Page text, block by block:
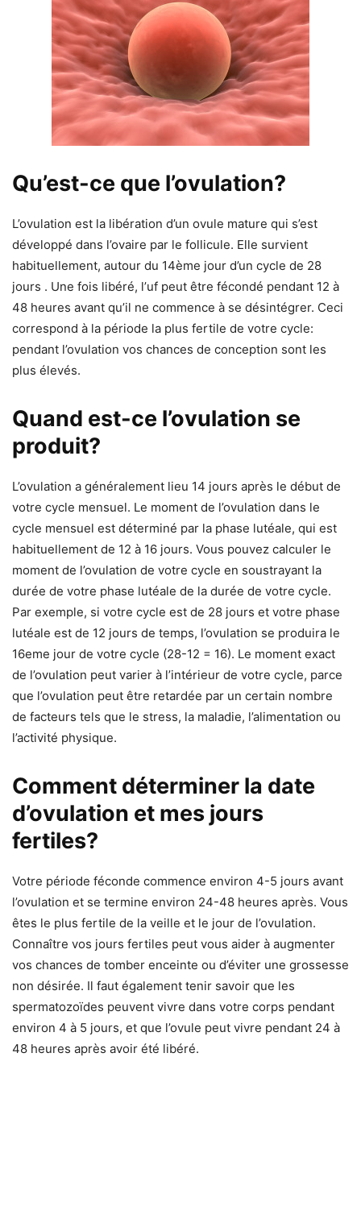
Qu’est-ce que l’ovulation?
L’ovulation est la libération d’un ovule mature qui s’est
développé dans l’ovaire par le follicule. Elle survient
habituellement, autour du 14ème jour d’un cycle de 28
jours . Une fois libéré, l’uf peut être fécondé pendant 12 à
48 heures avant qu’il ne commence à se désintégrer. Ceci
correspond à la période la plus fertile de votre cycle:
pendant l’ovulation vos chances de conception sont les
plus élevés.
Quand est-ce l’ovulation se
produit?
L’ovulation a généralement lieu 14 jours après le début de
votre cycle mensuel. Le moment de l’ovulation dans le
cycle mensuel est déterminé par la phase lutéale, qui est
habituellement de 12 à 16 jours. Vous pouvez calculer le
moment de l’ovulation de votre cycle en soustrayant la
durée de votre phase lutéale de la durée de votre cycle.
Par exemple, si votre cycle est de 28 jours et votre phase
lutéale est de 12 jours de temps, l’ovulation se produira le
16eme jour de votre cycle (28-12 = 16). Le moment exact
de l’ovulation peut varier à l’intérieur de votre cycle, parce
que l’ovulation peut être retardée par un certain nombre
de facteurs tels que le stress, la maladie, l’alimentation ou
l’activité physique.
Comment déterminer la date
d’ovulation et mes jours
fertiles?
Votre période féconde commence environ 4-5 jours avant
l’ovulation et se termine environ 24-48 heures après. Vous
êtes le plus fertile de la veille et le jour de l’ovulation.
Connaître vos jours fertiles peut vous aider à augmenter
vos chances de tomber enceinte ou d’éviter une grossesse
non désirée. Il faut également tenir savoir que les
spermatozoïdes peuvent vivre dans votre corps pendant
environ 4 à 5 jours, et que l’ovule peut vivre pendant 24 à
48 heures après avoir été libéré.